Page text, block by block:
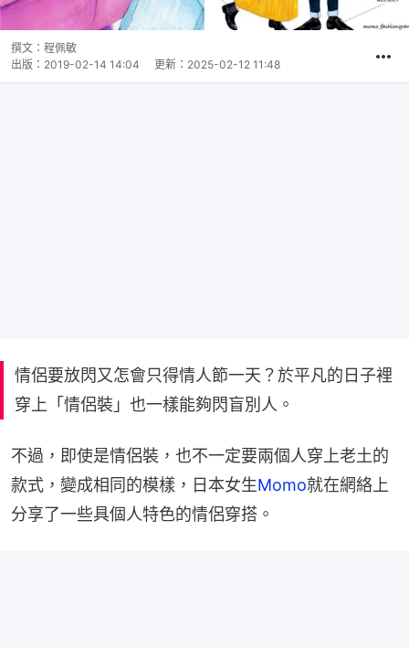
撰文： 程佩敏
出版： 2019-02-14 14:04 更新： 2025-02-12 11:48
情侶要放閃又怎會只得情人節一天？於平凡的日子裡
穿上「情侶裝」也一樣能夠閃盲別人。
不過，即使是情侶裝，也不一定要兩個人穿上老土的
款式，變成相同的模樣，日本女生Momo就在網絡上
分享了一些具個人特色的情侶穿搭。